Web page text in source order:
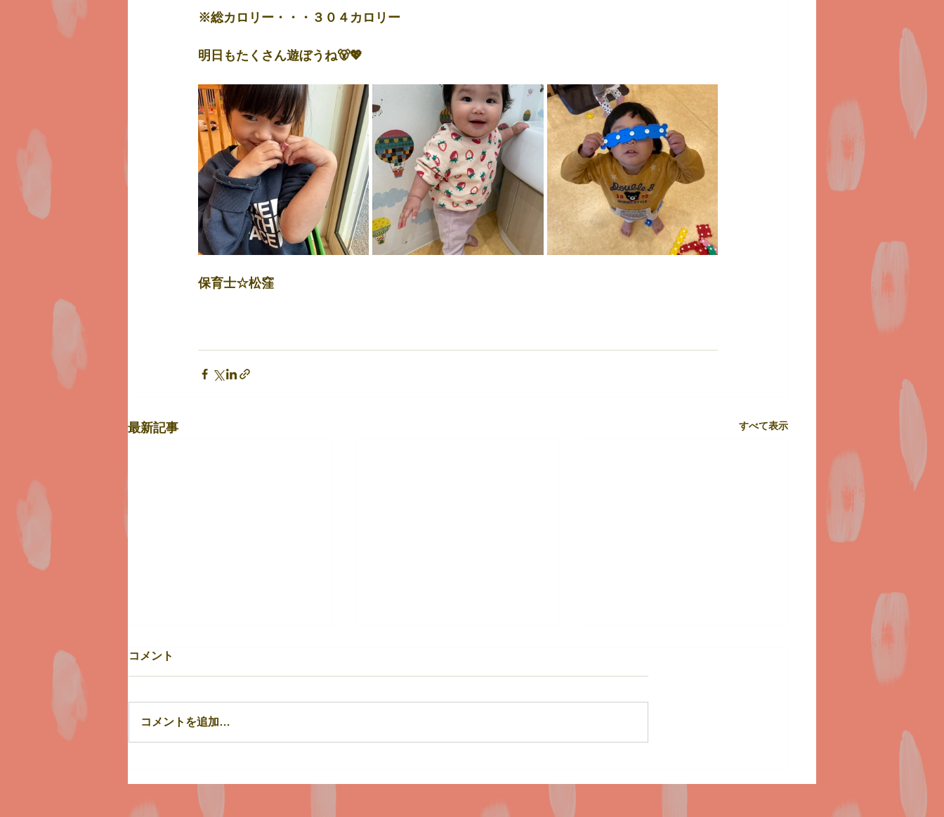
※総カロリー・・・３０４カロリー
明日もたくさん遊ぼうね🐻💖
保育士☆松窪
最新記事 すべて表示
７月31日（金）
コメント
コメントを追加…